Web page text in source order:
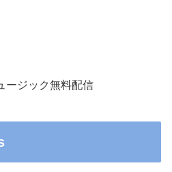
ジック無料配信